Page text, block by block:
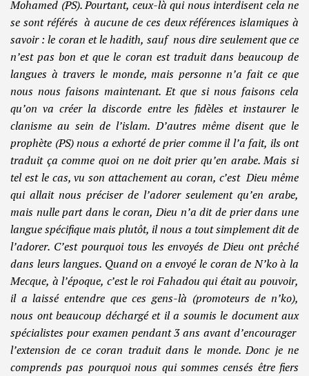
Mohamed (PS). Pourtant, ceux-là qui nous interdisent cela ne
se sont référés à aucune de ces deux références islamiques à
savoir : le coran et le hadith, sauf nous dire seulement que ce
n’est pas bon et que le coran est traduit dans beaucoup de
langues à travers le monde, mais personne n’a fait ce que
nous nous faisons maintenant. Et que si nous faisons cela
qu’on va créer la discorde entre les fidèles et instaurer le
clanisme au sein de l’islam. D’autres même disent que le
prophète (PS) nous a exhorté de prier comme il l’a fait, ils ont
traduit ça comme quoi on ne doit prier qu’en arabe. Mais si
tel est le cas, vu son attachement au coran, c’est Dieu même
qui allait nous préciser de l’adorer seulement qu’en arabe,
mais nulle part dans le coran, Dieu n’a dit de prier dans une
langue spécifique mais plutôt, il nous a tout simplement dit de
l’adorer. C’est pourquoi tous les envoyés de Dieu ont prêché
dans leurs langues. Quand on a envoyé le coran de N’ko à la
Mecque, à l’époque, c’est le roi Fahadou qui était au pouvoir,
il a laissé entendre que ces gens-là (promoteurs de n’ko),
nous ont beaucoup déchargé et il a soumis le document aux
spécialistes pour examen pendant 3 ans avant d’encourager
l’extension de ce coran traduit dans le monde. Donc je ne
comprends pas pourquoi nous qui sommes censés être fiers